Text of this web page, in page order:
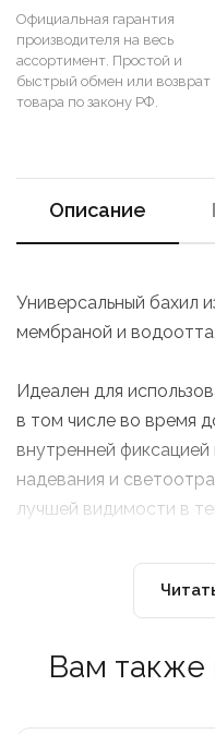
Официальная гарантия
производителя на весь
ассортимент. Простой и
быстрый обмен или возврат
товара по закону РФ.
Описание
Универсальный бахил
мембраной и
Идеален для
в том числе во время
внутренней
надевания и
лучшей видимости в
Вам также